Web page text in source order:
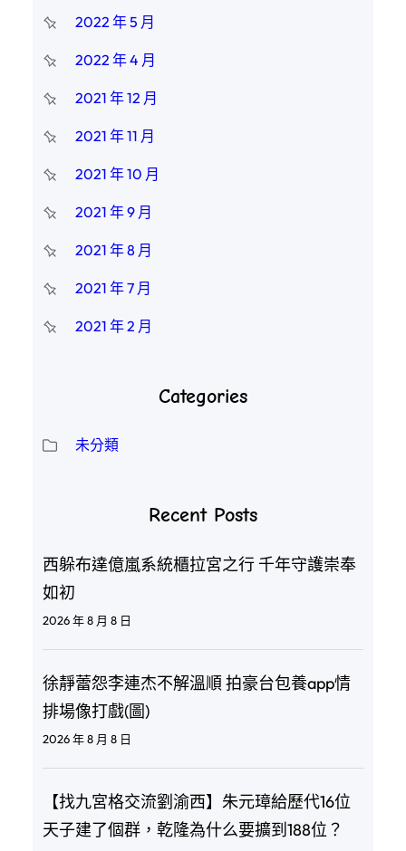
2022 年 5 月
2022 年 4 月
2021 年 12 月
2021 年 11 月
2021 年 10 月
2021 年 9 月
2021 年 8 月
2021 年 7 月
2021 年 2 月
Categories
未分類
Recent Posts
西躲布達億嵐系統櫃拉宮之行 千年守護崇奉
如初
2026 年 8 月 8 日
徐靜蕾怨李連杰不解溫順 拍豪台包養app情
排場像打戲(圖)
2026 年 8 月 8 日
【找九宮格交流劉渝西】朱元璋給歷代16位
天子建了個群，乾隆為什么要擴到188位？